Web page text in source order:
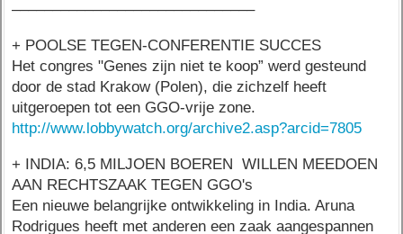
––––––––––––––––––––––––––––––
+ POOLSE TEGEN-CONFERENTIE SUCCES
Het congres "Genes zijn niet te koop” werd gesteund
door de stad Krakow (Polen), die zichzelf heeft
uitgeroepen tot een GGO-vrije zone.
http://www.lobbywatch.org/archive2.asp?arcid=7805
+ INDIA: 6,5 MILJOEN BOEREN WILLEN MEEDOEN
AAN RECHTSZAAK TEGEN GGO's
Een nieuwe belangrijke ontwikkeling in India. Aruna
Rodrigues heeft met anderen een zaak aangespannen